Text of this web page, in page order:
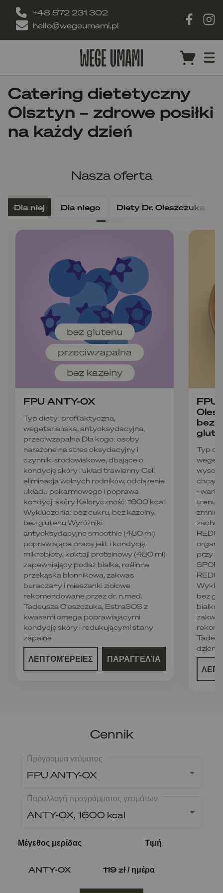
+48 572 231 302
hello@wegeumami.pl
Catering dietetyczny
Olsztyn – zdrowe posiłki
na każdy dzień
Nasza oferta
Dla niej Dla niego Diety Dr. Oleszczuka
FPU ANTY-OX
Typ diety: profilaktyczna,
wegetariańska, antyoksydacyjna,
przeciwzapalna Dla kogo: osoby
narażone na stres oksydacyjny i
czynniki środowiskowe, dbające o
kondycję skóry i układ trawienny Cel:
eliminacja wolnych rodników, odciążenie
układu pokarmowego i poprawa
kondycji skóry Kaloryczność: 1600 kcal
Wykluczenia: bez cukru, bez kazeiny,
bez glutenu Wyróżniki:
antyoksydacyjne smoothie (480 ml)
poprawiające pracę jelit i kondycję
mikrobioty, koktajl proteinowy (480 ml)
zapewniający podaż białka, roślinna
przekąska błonnikowa, zakwas
buraczany i mieszanki ziołowe
rekomendowane przez dr. n.med.
Tadeusza Oleszczuka, EstraSOS z
kwasami omega poprawiającymi
kondycję skóry i redukującymi stany
zapalne
ΛΕΠΤΟΜΈΡΕΙΕΣ ΠΑΡΑΓΓΕΛΊΑ
FPU
bez
Typ
-
przy
bez
Cennik
FPU ANTY-OX
Πρόγραμμα γεύματος
ANTY-OX, 1600 kcal
Παραλλαγή προγράμματος γευμάτων
Μέγεθος μερίδας Τιμή
ANTY-OX 119 zł / ημέρα